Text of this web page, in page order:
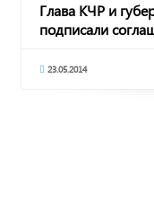
Глава КЧР и
подписали
23.05.2014